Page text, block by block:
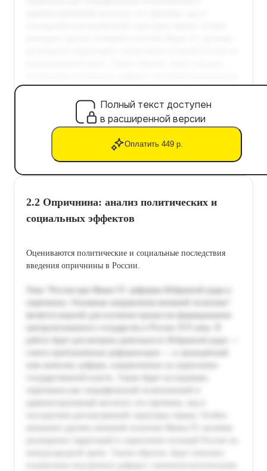
Полный текст доступен
в расширенной версии
Оплатить 449 р.
2.2 Опричнина: анализ политических и
социальных эффектов
Оцениваются политические и социальные последствия
введения опричнины в России.